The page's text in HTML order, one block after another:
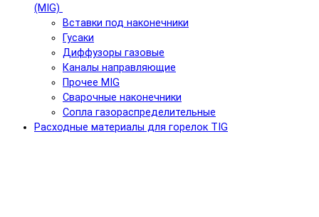
(MIG)
Вставки под наконечники
Гусаки
Диффузоры газовые
Каналы направляющие
Прочее MIG
Сварочные наконечники
Сопла газораспределительные
Расходные материалы для горелок TIG